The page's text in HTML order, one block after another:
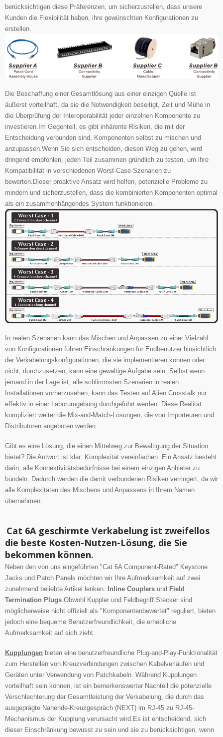
berücksichtigen diese Präferenzen, um sicherzustellen, dass unsere
Kunden die Flexibilität haben, ihre gewünschten Konfigurationen zu
erstellen.
Die Beschaffung einer Gesamtlösung aus einer einzigen Quelle ist
äußerst vorteilhaft, da sie die Notwendigkeit beseitigt, Zeit und Mühe in
die Überprüfung der Interoperabilität jeder einzelnen Komponente zu
investieren. Im Gegenteil, es gibt inhärente Risiken, die mit der
Entscheidung verbunden sind, Komponenten selbst zu mischen und
anzupassen.Wenn Sie sich entscheiden, diesen Weg zu gehen, wird
dringend empfohlen, jeden Teil zusammen gründlich zu testen, um ihre
Kompatibilität in verschiedenen Worst-Case-Szenarien zu
bewerten.Dieser proaktive Ansatz wird helfen, potenzielle Probleme zu
mindern und sicherzustellen, dass die kombinierten Komponenten optimal
als ein zusammenhängendes System funktionieren.
In realen Szenarien kann das Mischen und Anpassen zu einer Vielzahl
von Konfigurationen führen.Einschränkungen für Endbenutzer hinsichtlich
der Verkabelungskonfigurationen, die sie implementieren können oder
nicht, durchzusetzen, kann eine gewaltige Aufgabe sein. Selbst wenn
jemand in der Lage ist, alle schlimmsten Szenarien in realen
Installationen vorherzusehen, kann das Testen auf Alien Crosstalk nur
effektiv in einer Laborumgebung durchgeführt werden. Diese Realität
kompliziert weiter die Mix-and-Match-Lösungen, die von Importeuren und
Distributoren angeboten werden.
Gibt es eine Lösung, die einen Mittelweg zur Bewältigung der Situation
bietet? Die Antwort ist klar: Komplexität vereinfachen. Ein Ansatz besteht
darin, alle Konnektivitätsbedürfnisse bei einem einzigen Anbieter zu
bündeln. Dadurch werden die damit verbundenen Risiken verringert, da wir
alle Komplexitäten des Mischens und Anpassens in Ihrem Namen
übernehmen.
Cat 6A geschirmte Verkabelung ist zweifellos
die beste Kosten-Nutzen-Lösung, die Sie
bekommen können.
Neben den von uns eingeführten "Cat 6A Component-Rated" Keystone
Jacks und Patch Panels möchten wir Ihre Aufmerksamkeit auf zwei
zunehmend beliebte Artikel lenken: Inline Couplers und Field
Termination Plugs .Obwohl Kuppler und Feldbegriff.Stecker sind
möglicherweise nicht offiziell als "Komponentenbewertet" reguliert, bieten
jedoch eine bequeme Benutzerfreundlichkeit, die erhebliche
Aufmerksamkeit auf sich zieht.
Kupplungen bieten eine benutzerfreundliche Plug-and-Play-Funktionalität
zum Herstellen von Kreuzverbindungen zwischen Kabelverläufen und
Geräten unter Verwendung von Patchkabeln. Während Kupplungen
vorteilhaft sein können, ist ein bemerkenswerter Nachteil die potenzielle
Verschlechterung der Gesamtleistung der Verkabelung, die durch das
ausgeprägte Nahende-Kreuzgespräch (NEXT) im RJ-45 zu RJ-45-
Mechanismus der Kupplung verursacht wird. Es ist entscheidend, sich
dieser Einschränkung bewusst zu sein und sie zu berücksichtigen, wenn